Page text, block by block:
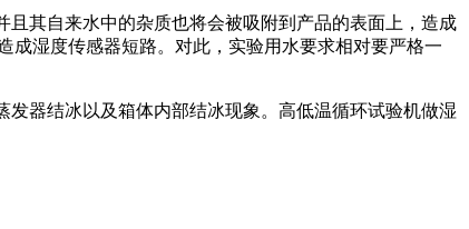
其自来水中的杂质也将会被吸附到产品的表面上，造成
成湿度传感器短路。对此，实验用水要求相对要严格一
器结冰以及箱体内部结冰现象。高低温循环试验机做湿